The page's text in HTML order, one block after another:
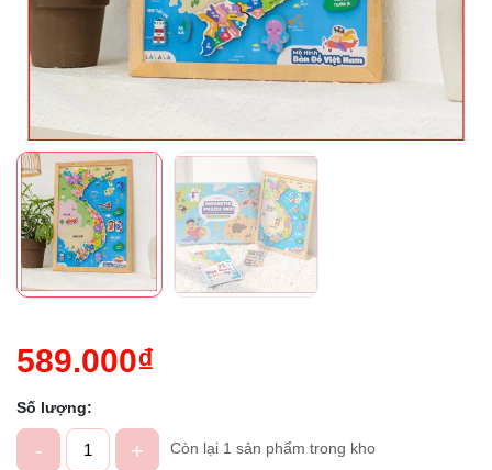
589.000₫
Số lượng:
- + Còn lại 1 sản phẩm trong kho
Mã giảm giá:
Điều kiện: